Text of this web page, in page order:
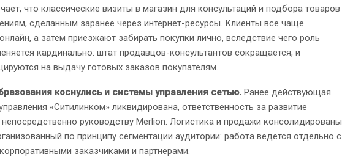
что классические визиты в магазин для консультаций и подбора товаров
сделанным заранее через интернет-ресурсы. Клиенты все чаще
а затем приезжают забирать покупки лично, вследствие чего роль
кардинально: штат продавцов-консультантов сокращается, и
на выдачу готовых заказов покупателям.
коснулись и системы управления сетью. Ранее действующая
«Ситилинком» ликвидирована, ответственность за развитие
руководству Merlion. Логистика и продажи консолидированы
по принципу сегментации аудитории: работа ведется отдельно с
заказчиками и партнерами.